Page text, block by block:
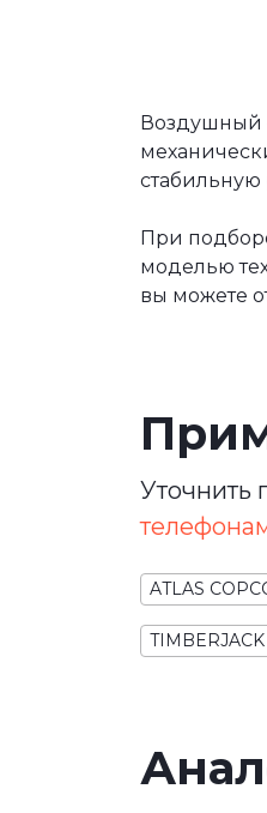
Воздушный
стабильную
При
моделью
вы можете
Уточнить
ATLAS